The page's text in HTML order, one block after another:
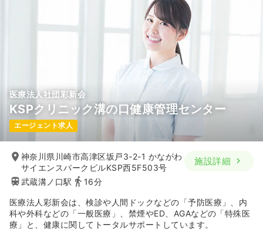
医療法人社団彩新会
KSPクリニック溝の口健康管理センター
エージェント求人
神奈川県川崎市高津区坂戸3-2-1 かながわ
サイエンスパークビルKSP西5F503号
武蔵溝ノ口駅
16分
施設詳細
医療法人彩新会は、検診や人間ドックなどの「予防医療」、内
科や外科などの「一般医療」、禁煙やED、AGAなどの「特殊医
療」と、健康に関してトータルサポートしています。